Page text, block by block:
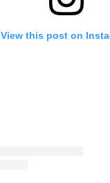
View this post on